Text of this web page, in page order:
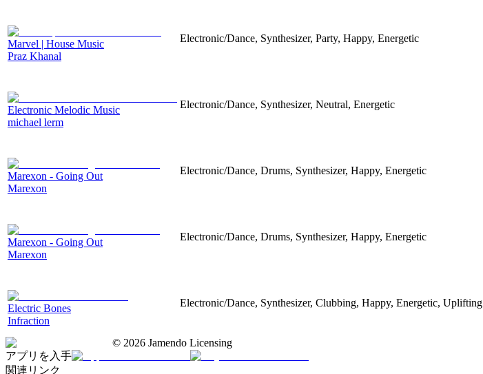
Marvel | House Music
Praz Khanal
Electronic/Dance, Synthesizer, Party, Happy, Energetic
Electronic Melodic Music
michael lerm
Electronic/Dance, Synthesizer, Neutral, Energetic
Marexon - Going Out
Marexon
Electronic/Dance, Drums, Synthesizer, Happy, Energetic
Marexon - Going Out
Marexon
Electronic/Dance, Drums, Synthesizer, Happy, Energetic
Electric Bones
Infraction
Electronic/Dance, Synthesizer, Clubbing, Happy, Energetic, Uplifting
© 2026 Jamendo Licensing
アプリを入手
関連リンク